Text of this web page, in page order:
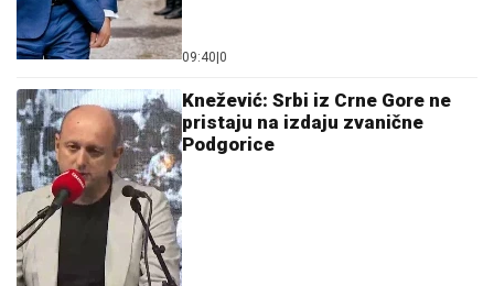
09:40 0
Knežević: Srbi iz Crne Gore ne
pristaju na izdaju zvanične
Podgorice